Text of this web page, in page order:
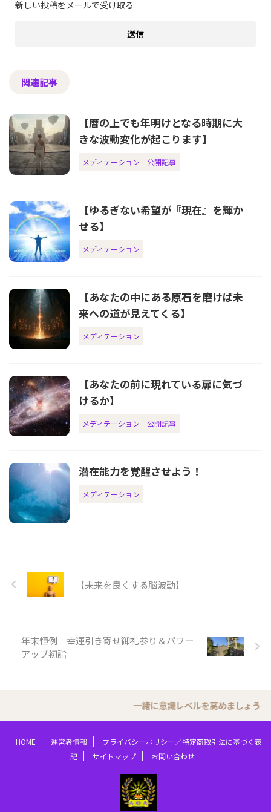
新しい投稿をメールで受け取る
関連記事
【暦の上でも年明けとなる時期に大
きな波動変化が起こります】
メディテーション 公開記事
【ゆるぎない希望が『現在』を輝か
せる】
メディテーション
【あなたの中にある原石を磨けば未
来への道が見えてくる】
メディテーション
【あなたの前に現れている扉に気づ
けるか】
メディテーション 公開記事
潜在能力を覚醒させよう！
メディテーション
【未来を良くする脳波動】
年末恒例 幸運引き寄せ御礼参り＆パワー
アップ初詣
一緒に意識レベルを高めましょう
HOME 運営者情報
プライバシーポリシー／特定商取引法に基づく表
記
サイトマップ お問い合わせ